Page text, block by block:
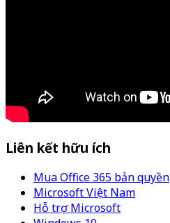
Liên kết hữu ích
Mua Office 365 bản quyền
Microsoft Việt Nam
Hỗ trợ Microsoft